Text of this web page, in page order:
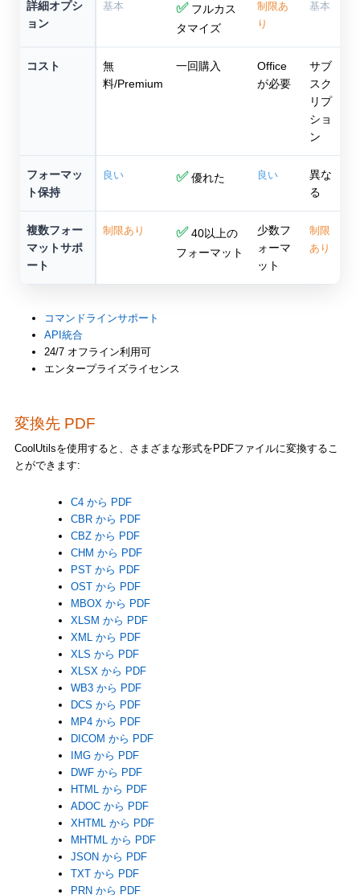
詳細オプシ
ョン
基本 ✅フルカス
タマイズ
制限あ
り
基本
コスト
無
料/Premium
一回購入
Office
が必要
サブ
スク
リプ
ショ
ン
フォーマッ
ト保持
良い ✅優れた 良い
異な
る
複数フォー
マットサポ
ート
制限あり ✅40以上の
フォーマット
少数フ
ォーマ
ット
制限
あり
コマンドラインサポート
API統合
24/7 オフライン利用可
エンタープライズライセンス
変換先 PDF
CoolUtilsを使用すると、さまざまな形式をPDFファイルに変換するこ
とができます:
C4 から PDF
CBR から PDF
CBZ から PDF
CHM から PDF
PST から PDF
OST から PDF
MBOX から PDF
XLSM から PDF
XML から PDF
XLS から PDF
XLSX から PDF
WB3 から PDF
DCS から PDF
MP4 から PDF
DICOM から PDF
IMG から PDF
DWF から PDF
HTML から PDF
ADOC から PDF
XHTML から PDF
MHTML から PDF
JSON から PDF
TXT から PDF
PRN から PDF